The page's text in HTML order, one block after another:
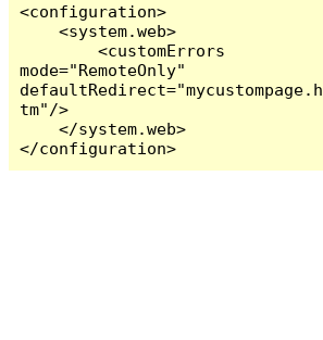
<configuration>
    <system.web>
        <customErrors
mode="RemoteOnly"
defaultRedirect="mycustompage.h
tm"/>
    </system.web>
</configuration>